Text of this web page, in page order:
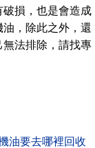
損，也是會造成
，除此之外，還
法排除，請找專
油要去哪裡回收